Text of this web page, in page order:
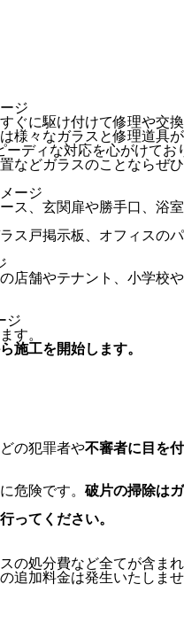
に駆け付けて修理や交
様々なガラスと修理道具が
ディな対応を心がけてお
どガラスのことならぜ
、玄関扉や勝手口、浴
戸掲示板、オフィスの
舗やテナント、小学校
す。
施工を開始します。
の犯罪者や不審者に目を
危険です。 破片の掃除は
ってください。
の処分費など全てが含ま
追加料金は発生いたしませ